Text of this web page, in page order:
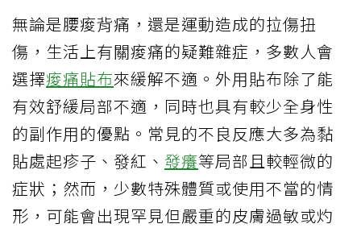
無論是腰痠背痛，還是運動造成的拉傷扭
傷，生活上有關痠痛的疑難雜症，多數人會
選擇痠痛貼布來緩解不適。外用貼布除了能
有效舒緩局部不適，同時也具有較少全身性
的副作用的優點。常見的不良反應大多為黏
貼處起疹子、發紅、 發癢等局部且較輕微的
症狀；然而，少數特殊體質或使用不當的情
形，可能會出現罕見但嚴重的皮膚過敏或灼